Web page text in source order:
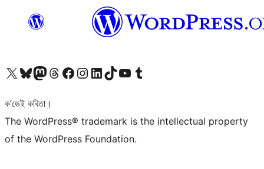
আমাৰ X (আগৰ Twitter) একাউণ্টলৈ যাওকআমাৰ Bluesky একাউণ্টলৈ যাওকআমাৰ Mastodon একাউণ্টলৈ যাওকআমাৰ Threads একাউণ্টলৈ যাওকআমাৰ Facebook পৃষ্ঠালৈ যাওকআমাৰ Instagram একাউণ্টলৈ যাওকআমাৰ LinkedIn একাউণ্টলৈ যাওকআমাৰ TikTok একাউণ্টলৈ যাওকআমাৰ YouTube চেনেললৈ যাওকআমাৰ Tumblr একাউণ্টলৈ যাওক
ক’ডেই কবিতা।
The WordPress® trademark is the intellectual property
of the WordPress Foundation.